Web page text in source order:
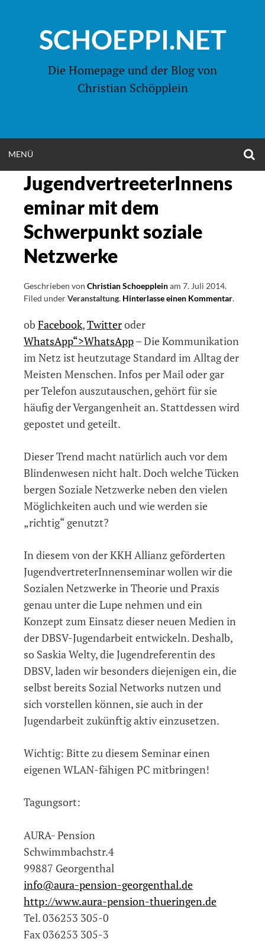
springenSCHOEPPI.NET
Die Homepage und der Blog von
Christian Schöpplein
MENÜ
MENU
JugendvertreeterInnens
eminar mit dem
Schwerpunkt soziale
Netzwerke
Geschrieben von Christian Schoeppleinam 7. Juli 2014.
Filed underVeranstaltung. Hinterlasse einen Kommentaron
soziale
.
ob Facebook,Twitteroder
WhatsApp“>WhatsApp– Die Kommunikation
im Netz ist heutzutage Standard im Alltag der
Meisten Menschen. Infos per Mail oder gar
per Telefon auszutauschen, gehört für sie
häufig der Vergangenheit an. Stattdessen wird
gepostet und geteilt.
Dieser Trend macht natürlich auch vor dem
Blindenwesen nicht halt. Doch welche Tücken
bergen Soziale Netzwerke neben den vielen
Möglichkeiten auch und wie werden sie
„richtig“ genutzt?
In diesem von der KKH Allianz geförderten
JugendvertreterInnenseminar wollen wir die
Sozialen Netzwerke in Theorie und Praxis
genau unter die Lupe nehmen und ein
Konzept zum Einsatz dieser neuen Medien in
der DBSV-Jugendarbeit entwickeln. Deshalb,
so Saskia Welty, die Jugendreferentin des
DBSV, laden wir besonders diejenigen ein, die
selbst bereits Sozial Networks nutzen und
sich vorstellen können, sie auch in der
Jugendarbeit zukünftig aktiv einzusetzen.
Wichtig: Bitte zu diesem Seminar einen
eigenen WLAN-fähigen PC mitbringen!
Tagungsort:
AURA- Pension
Schwimmbachstr.4
99887 Georgenthal
info@aura-pension-georgenthal.de
http://www.aura-pension-thueringen.de
Tel. 036253 305-0
Fax 036253 305-3